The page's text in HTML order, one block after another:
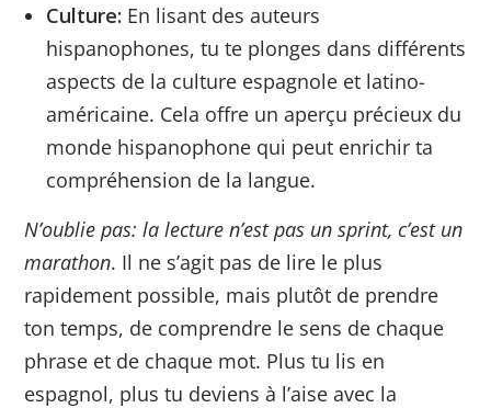
Culture: En lisant des auteurs
hispanophones, tu te plonges dans différents
aspects de la culture espagnole et latino-
américaine. Cela offre un aperçu précieux du
monde hispanophone qui peut enrichir ta
compréhension de la langue.
N’oublie pas: la lecture n’est pas un sprint, c’est un
marathon. Il ne s’agit pas de lire le plus
rapidement possible, mais plutôt de prendre
ton temps, de comprendre le sens de chaque
phrase et de chaque mot. Plus tu lis en
espagnol, plus tu deviens à l’aise avec la